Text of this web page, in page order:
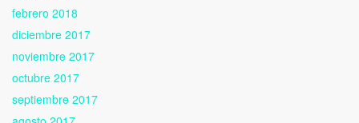
febrero 2018
diciembre 2017
noviembre 2017
octubre 2017
septiembre 2017